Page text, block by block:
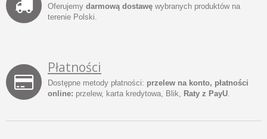
Oferujemy darmową dostawę wybranych produktów na
terenie Polski.
Płatności
Dostępne metody płatności: przelew na konto, płatności
online: przelew, karta kredytowa, Blik, Raty z PayU.